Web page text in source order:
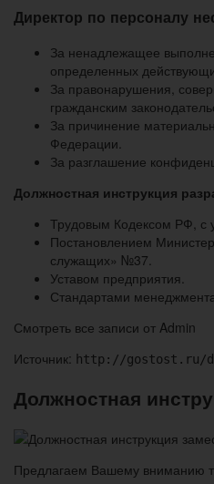
Директор по персоналу
За ненадлежащее
определенных
За правонарушения,
гражданским
За причинение
Федерации.
За разглашение
Должностная инструкция
Трудовым Кодексом РФ, с
Постановлением
служащих» №37.
Уставом предприятия.
Стандартами
Смотреть все записи от Admin
Источник: http://gostost.ru/
Должностная
Предлагаем Вашему вниманию